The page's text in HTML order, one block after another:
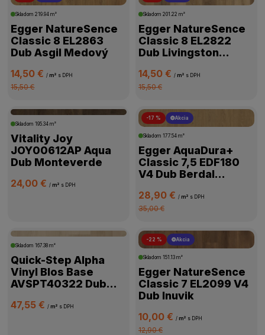
VLASTNOSTI
PROTIŠMYKOVÁ ODOLNOSŤ
DOSTUPNOSŤ
Skladom219.94 m²
Egger NatureSence
Classic 8 EL2863
Dub Asgil Medový
14,50 €/ m² s DPH
15,50 €
Skladom 201.22 m²
Egger NatureSence
Classic 8 EL2822
Dub Livingston
14,50 € / m² s DPH
15,50 €
Skladom195.34 m²
Vitality Joy
JOY00612AP Aqua
Dub Monteverde
24,00 €/ m² s DPH
-17 % Akcia
Skladom 177.54 m²
Egger AquaDura+
Classic 7,5 EDF180
V4 Dub Berdal
28,90 € / m² s DPH
35,00 €
Skladom167.38 m²
Quick-Step Alpha
Vinyl Blos Base
AVSPT40322 Dub
47,55 €/ m² s DPH
-22 % Akcia
Skladom 151.13 m²
Egger NatureSence
Classic 7 EL2099 V4
Dub Inuvik
10,00 € / m² s DPH
12,90 €